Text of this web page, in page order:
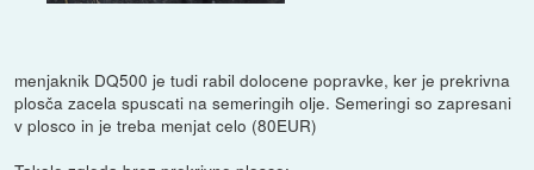
menjaknik DQ500 je tudi rabil dolocene popravke, ker je prekrivna
plosča zacela spuscati na semeringih olje. Semeringi so zapresani
v plosco in je treba menjat celo (80EUR)